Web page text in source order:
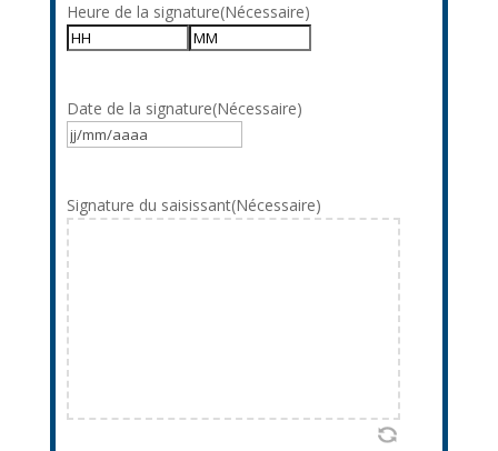
Heure de la signature(Nécessaire)
Date de la signature(Nécessaire)
JJ
MM
slash
AAAA
Signature du saisissant(Nécessaire)